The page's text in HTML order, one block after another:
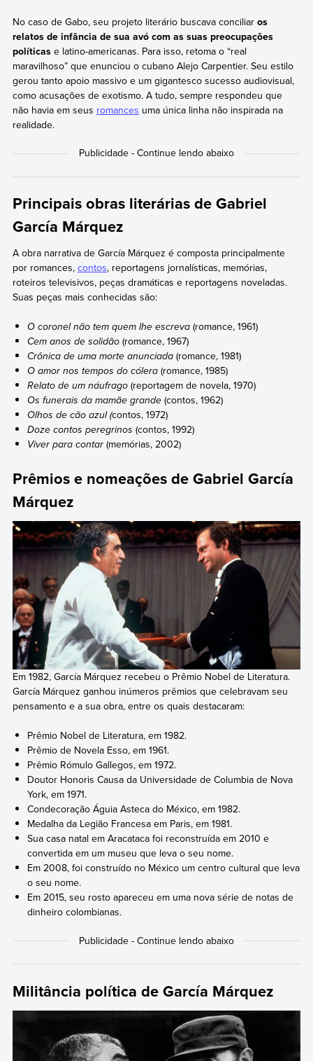
No caso de Gabo, seu projeto literário buscava conciliar os
relatos de infância de sua avó com as suas preocupações
políticas e latino-americanas. Para isso, retoma o “real
maravilhoso” que enunciou o cubano Alejo Carpentier. Seu estilo
gerou tanto apoio massivo e um gigantesco sucesso audiovisual,
como acusações de exotismo. A tudo, sempre respondeu que
não havia em seus romances uma única linha não inspirada na
realidade.
Principais obras literárias de Gabriel
García Márquez
A obra narrativa de García Márquez é composta principalmente
por romances, contos, reportagens jornalísticas, memórias,
roteiros televisivos, peças dramáticas e reportagens noveladas.
Suas peças mais conhecidas são:
O coronel não tem quem lhe escreva(romance, 1961)
Cem anos de solidão (romance, 1967)
Crônica de uma morte anunciada (romance, 1981)
O amor nos tempos do cólera(romance, 1985)
Relato de um náufrago (reportagem de novela, 1970)
Os funerais da mamãe grande (contos, 1962)
Olhos de cão azul (contos, 1972)
Doze contos peregrinos(contos, 1992)
Viver para contar (memórias, 2002)
Prêmios e nomeações de Gabriel García
Márquez
Em 1982, García Márquez recebeu o Prêmio Nobel de Literatura.
García Márquez ganhou inúmeros prêmios que celebravam seu
pensamento e a sua obra, entre os quais destacaram:
Prêmio Nobel de Literatura, em 1982.
Prêmio de Novela Esso, em 1961.
Prêmio Rómulo Gallegos, em 1972.
Doutor Honoris Causa da Universidade de Columbia de Nova
York, em 1971.
Condecoração Águia Asteca do México, em 1982.
Medalha da Legião Francesa em Paris, em 1981.
Sua casa natal em Aracataca foi reconstruída em 2010 e
convertida em um museu que leva o seu nome.
Em 2008, foi construído no México um centro cultural que leva
o seu nome.
Em 2015, seu rosto apareceu em uma nova série de notas de
dinheiro colombianas.
Militância política de García Márquez